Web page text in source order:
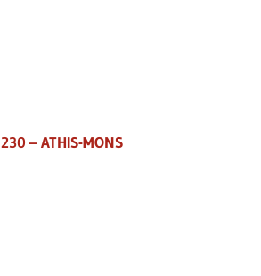
230 – ATHIS-MONS